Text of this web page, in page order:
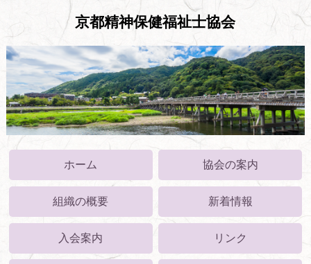
京都精神保健福祉士協会
ホーム 協会の案内
組織の概要 新着情報
入会案内 リンク